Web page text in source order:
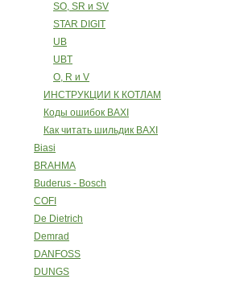
SO, SR и SV
STAR DIGIT
UB
UBT
O, R и V
ИНСТРУКЦИИ К КОТЛАМ
Коды ошибок BAXI
Как читать шильдик BAXI
Biasi
BRAHMA
Buderus - Bosch
COFI
De Dietrich
Demrad
DANFOSS
DUNGS